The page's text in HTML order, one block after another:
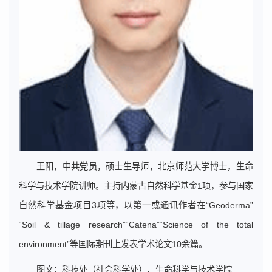
王阳，中共党员，硕士生导师，北京师范大学博士，生命
科学与技术学院讲师。主持内蒙古自然科学基金1项，参与国家
自然科学基金项目3项等，以第一或通讯作者在“Geoderma”
“Soil & tillage research”“Catena”“Science of the total
environment”等国际期刊上发表学术论文10余篇。
图文：科技处（社会科学处）、生命科学与技术学院